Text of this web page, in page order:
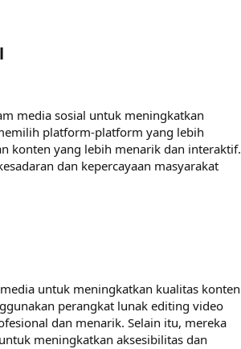
media sosial untuk meningkatkan
platform-platform yang lebih
konten yang lebih menarik dan interaktif.
dan kepercayaan masyarakat
untuk meningkatkan kualitas konten
perangkat lunak editing video
dan menarik. Selain itu, mereka
meningkatkan aksesibilitas dan